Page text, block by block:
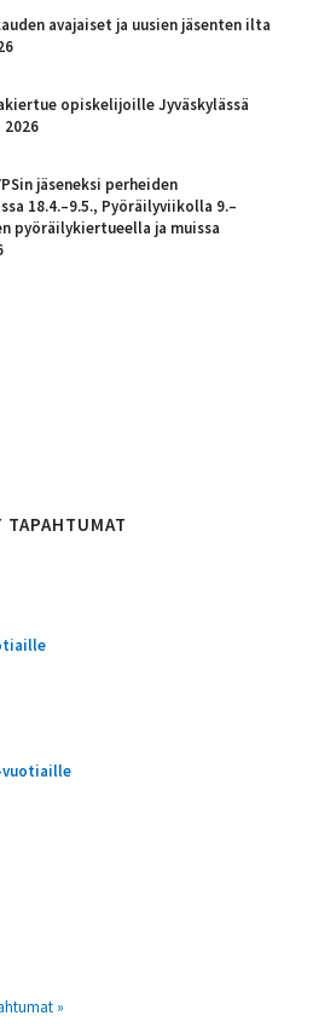
avajaiset ja uusien jäsenten ilta
opiskelijoille Jyväskylässä
2026
jäseneksi perheiden
18.4.–9.5., Pyöräilyviikolla 9.–
pyöräilykiertueella ja muissa
vuotiaille
»